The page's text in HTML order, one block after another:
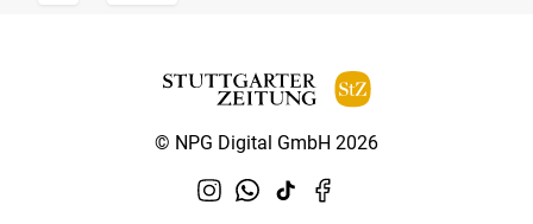
© NPG Digital GmbH 2026